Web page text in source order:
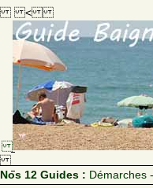
<
Nos 12 Guides : Démarches